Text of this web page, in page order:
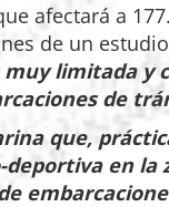
afectará a
de un
limitada y
de
que,
en la